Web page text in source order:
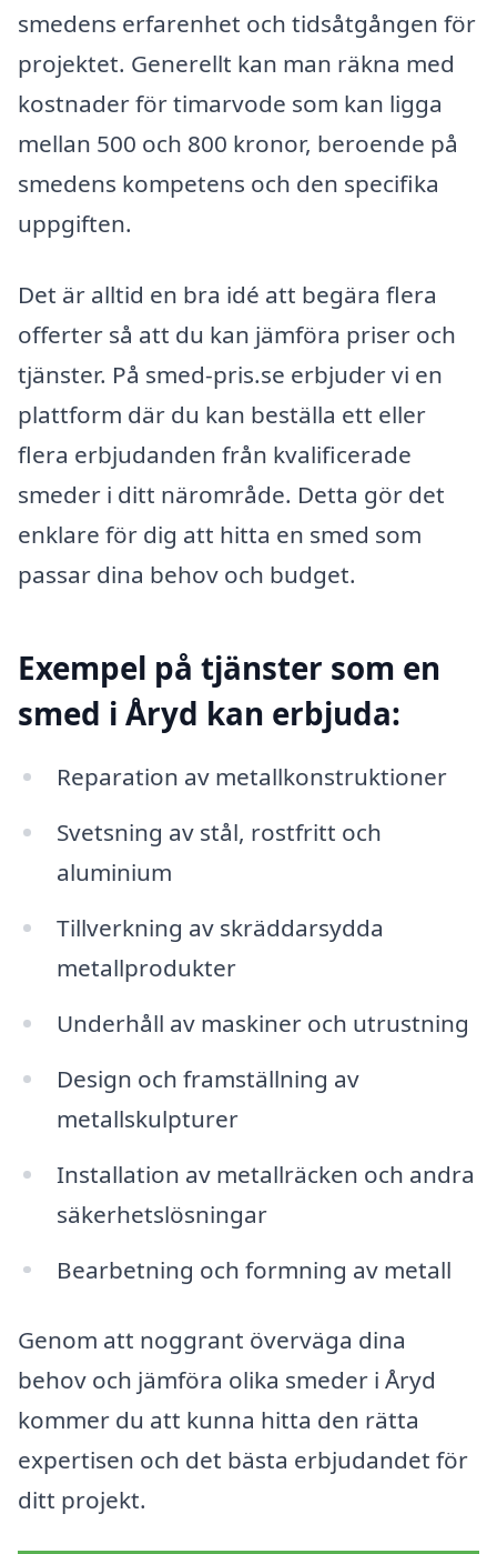
smedens erfarenhet och tidsåtgången för
projektet. Generellt kan man räkna med
kostnader för timarvode som kan ligga
mellan 500 och 800 kronor, beroende på
smedens kompetens och den specifika
uppgiften.
Det är alltid en bra idé att begära flera
offerter så att du kan jämföra priser och
tjänster. På smed-pris.se erbjuder vi en
plattform där du kan beställa ett eller
flera erbjudanden från kvalificerade
smeder i ditt närområde. Detta gör det
enklare för dig att hitta en smed som
passar dina behov och budget.
Exempel på tjänster som en
smed i Åryd kan erbjuda:
Reparation av metallkonstruktioner
Svetsning av stål, rostfritt och
aluminium
Tillverkning av skräddarsydda
metallprodukter
Underhåll av maskiner och utrustning
Design och framställning av
metallskulpturer
Installation av metallräcken och andra
säkerhetslösningar
Bearbetning och formning av metall
Genom att noggrant överväga dina
behov och jämföra olika smeder i Åryd
kommer du att kunna hitta den rätta
expertisen och det bästa erbjudandet för
ditt projekt.